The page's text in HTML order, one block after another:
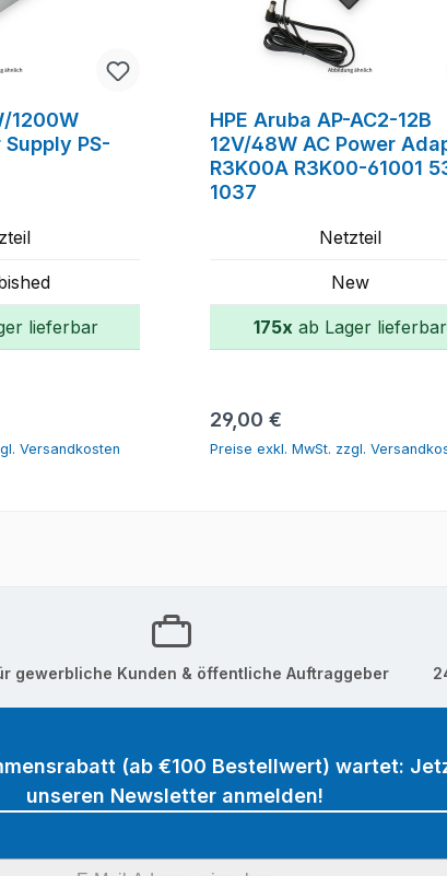
1200W
PS-
lieferbar
Versandkosten
HPE Aruba AP-AC2-12B
12V/48W AC Power
R3K00A R3K00-61001
1037
Netzteil
New
175x ab Lager lieferbar
Regulärer Preis:
29,00 €
Preise exkl. MwSt. zzgl.
gewerbliche Kunden & öffentliche Auftraggeber
(ab €100 Bestellwert) wartet:
unseren Newsletter anmelden!